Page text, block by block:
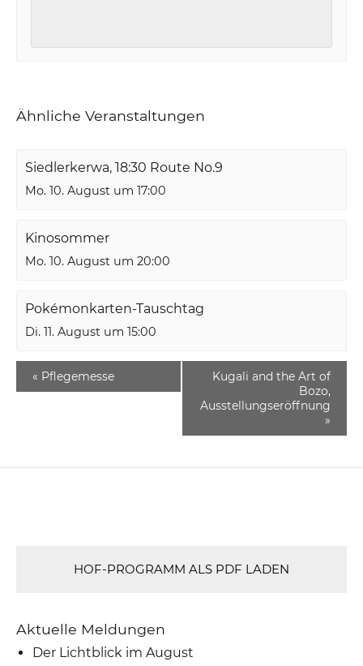
Ähnliche Veranstaltungen
Siedlerkerwa, 18:30 Route No.9
Mo. 10. August um 17:00
Kinosommer
Mo. 10. August um 20:00
Pokémonkarten-Tauschtag
Di. 11. August um 15:00
« Pflegemesse
Kugali and the Art of
Bozo,
Ausstellungseröffnung
»
HOF-PROGRAMM ALS PDF LADEN
Aktuelle Meldungen
Der Lichtblick im August